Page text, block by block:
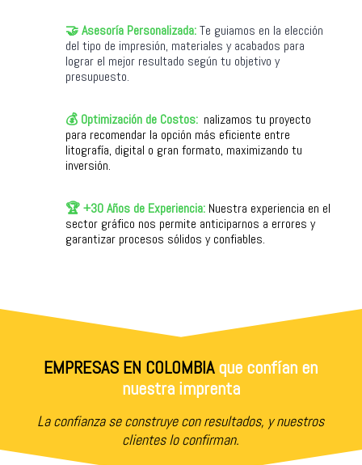
🤝 Asesoría Personalizada:Te guiamos en la elección
del tipo de impresión, materiales y acabados para
lograr el mejor resultado según tu objetivo y
presupuesto.
💰 Optimización de Costos:A nalizamos tu proyecto
para recomendar la opción más eficiente entre
litografía, digital o gran formato, maximizando tu
inversión.
🏆 +30 Años de Experiencia: Nuestra experiencia en el
sector gráfico nos permite anticiparnos a errores y
garantizar procesos sólidos y confiables.
EMPRESAS EN COLOMBIAque confían en
nuestra imprenta
La confianza se construye con resultados, y nuestros
clientes lo confirman.